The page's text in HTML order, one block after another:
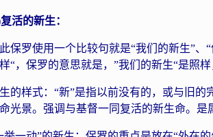
复活的新生：
保罗使用一个比较句就是“我们的新生”
“，保罗的意思就是，”我们的新生“是照
的样式：“新”是指以前没有的，或与旧的
光景。强调与基督一同复活的新生命。是